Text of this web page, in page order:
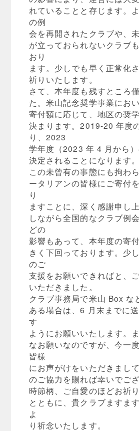
れていることと存じます。
の例
会を再開されたクラブや、
が立っておられないクラブ
おり
ます。少しでも早く正常化
祈りいたします。
さて、本年度も残すところ
た。米山記念奨学事業にお
寄付額に応じて、地区の奨
決まります。2019-20 年度
り、2023
学年度（2023 年 4 月から
決定されることになります。
この未曾有の事態にも拘わ
ータリアンの皆様にご寄付
り
ますことに、深く感謝申し
しながら全国的なクラブ例
どの
影響もあって、本年度の寄
きく下回っております。少
のご
支援をお願いできればと、
いただきました。
クラブ事務局で米山 Box な
ある場合は、6 月末までに
す
ようにお願いいたします。
なお願いなのですが、今一
皆様
にお声がけをいただきまし
のご協力を賜れば幸いでござ
時節柄、ご自愛のほどお祈
とともに、貴クラブますま
よ
り祈念いたします。